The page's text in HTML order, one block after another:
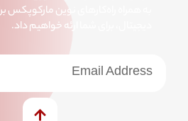
به همراه راه‌کارهای نوین
دیجیتال، برای شما ارئه خواهیم داد.
خبرنامه